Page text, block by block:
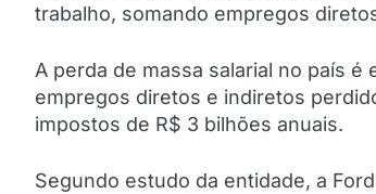
trabalho, somando empregos
A perda de massa salarial no país
empregos diretos e indiretos
impostos de R$ 3 bilhões anuais.
Segundo estudo da entidade, a